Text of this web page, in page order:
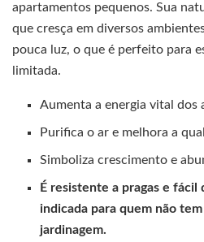
apartamentos pequenos. Sua
que cresça em diversos
pouca luz, o que é perfeito para
limitada.
Aumenta a energia vital dos
Purifica o ar e melhora a
Simboliza crescimento e
É resistente a pragas e fácil
indicada para quem não
jardinagem.